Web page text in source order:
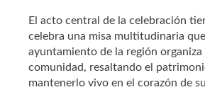
El acto central de la celebración
celebra una misa multitudinaria
ayuntamiento de la región
comunidad, resaltando el
mantenerlo vivo en el corazón de